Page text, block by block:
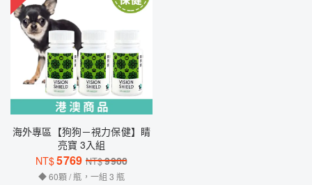
海外專區【狗狗－視力保健】睛
亮寶 3入組
NT$5769 NT$9900
◆ 60顆 / 瓶，一組 3 瓶